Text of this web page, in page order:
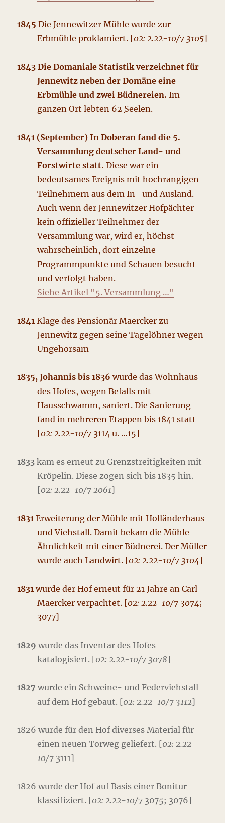
1845 Die Jennewitzer Mühle wurde zur
Erbmühle proklamiert. [02: 2.22-10/7 3105]
1843 Die Domaniale Statistik verzeichnet für
Jennewitz neben der Domäne eine
Erbmühle und zwei Büdnereien. Im
ganzen Ort lebten 62 Seelen.
1841 (September) In Doberan fand die 5.
Versammlung deutscher Land- und
Forstwirte statt. Diese war ein
bedeutsames Ereignis mit hochrangigen
Teilnehmern aus dem In- und Ausland.
Auch wenn der Jennewitzer Hofpächter
kein offizieller Teilnehmer der
Versammlung war, wird er, höchst
wahrscheinlich, dort einzelne
Programmpunkte und Schauen besucht
und verfolgt haben.
Siehe Artikel "5. Versammlung …"
1841Klage des Pensionär Maercker zu
Jennewitz gegen seine Tagelöhner wegen
Ungehorsam
1835, Johannis bis 1836wurde das Wohnhaus
des Hofes, wegen Befalls mit
Hausschwamm, saniert. Die Sanierung
fand in mehreren Etappen bis 1841 statt
[02: 2.22-10/7 3114 u. …15]
1833kam es erneut zu Grenzstreitigkeiten mit
Kröpelin. Diese zogen sich bis 1835 hin.
[02: 2.22-10/7 2061]
1831Erweiterung der Mühle mit Holländerhaus
und Viehstall. Damit bekam die Mühle
Ähnlichkeit mit einer Büdnerei. Der Müller
wurde auch Landwirt. [02: 2.22-10/7 3104]
1831wurde der Hof erneut für 21 Jahre an Carl
Maercker verpachtet. [02: 2.22-10/7 3074;
3077]
1829wurde das Inventar des Hofes
katalogisiert. [02: 2.22-10/7 3078]
1827wurde ein Schweine- und Federviehstall
auf dem Hof gebaut. [02: 2.22-10/7 3112]
1826 wurde für den Hof diverses Material für
einen neuen Torweg geliefert. [02: 2.22-
10/7 3111]
1826 wurde der Hof auf Basis einer Bonitur
klassifiziert. [02: 2.22-10/7 3075; 3076]